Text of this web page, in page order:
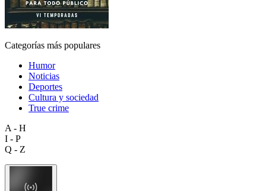
Categorías más populares
Humor
Noticias
Deportes
Cultura y sociedad
True crime
A - H
I - P
Q - Z